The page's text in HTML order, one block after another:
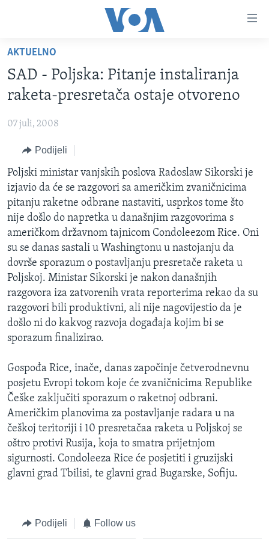
glavni
sadržaj
Pređi
na
glavnu
navigaciju
pretragu
TV PROGRAM
VIDEO
FOTOGRAFIJE DANA
VIJESTI
SJEDINJENE AMERIČKE DRŽAVE
BOSNA I HERCEGOVINA
NAUKA I TEHNOLOGIJA
SPECIJALNI PROJEKTI
KORUPCIJA
SLOBODA MEDIJA
ŽENSKA STRANA
IZBJEGLIČKA STRANA
MAGAZIN
O GLASU AMERIKE
Learning English
PRATITE NAS
Jezici
AKTUELNO
SAD - Poljska: Pitanje instaliranja
raketa-presretača ostaje otvoreno
07 juli, 2008
Podijeli
Poljski ministar vanjskih poslova Radoslaw Sikorski je
izjavio da će se razgovori sa američkim zvaničnicima
pitanju raketne odbrane nastaviti, usprkos tome što
nije došlo do napretka u današnjim razgovorima s
američkom državnom tajnicom Condoleezom Rice. Oni
su se danas sastali u Washingtonu u nastojanju da
dovrše sporazum o postavljanju presretače raketa u
Poljskoj. Ministar Sikorski je nakon današnjih
razgovora iza zatvorenih vrata reporterima rekao da su
razgovori bili produktivni, ali nije nagovijestio da je
došlo ni do kakvog razvoja događaja kojim bi se
sporazum finalizirao.
Gospođa Rice, inače, danas započinje četverodnevnu
posjetu Evropi tokom koje će zvaničnicima Republike
Češke zaključiti sporazum o raketnoj odbrani.
Američkim planovima za postavljanje radara u na
češkoj teritoriji i 10 presretačaa raketa u Poljskoj se
oštro protivi Rusija, koja to smatra prijetnjom
sigurnosti. Condoleeza Rice će posjetiti i gruzijski
glavni grad Tbilisi, te glavni grad Bugarske, Sofiju.
Podijeli Follow us